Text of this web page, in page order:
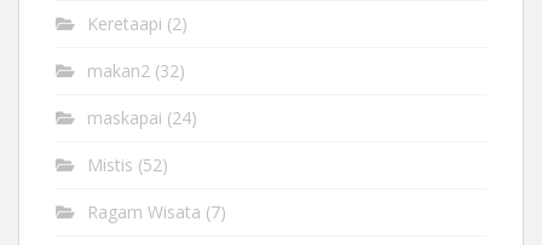
Keretaapi (2)
makan2 (32)
maskapai (24)
Mistis (52)
Ragam Wisata (7)